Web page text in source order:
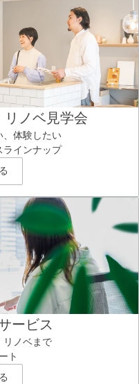
リノベ見学会
、体験したい
ラインナップ
ービス
リノベまで
ト